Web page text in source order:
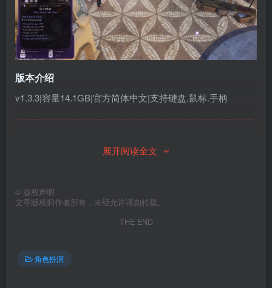
版本介绍
v1.3.3|容量14.1GB|官方简体中文|支持键盘.鼠标.手柄
展开阅读全文
© 版权声明
文章版权归作者所有，未经允许请勿转载。
THE END
角色扮演